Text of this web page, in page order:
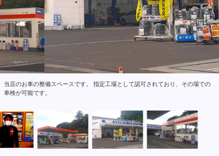
当店のお車の整備スペースです。 指定工場として認可されており、その場での
車検が可能です。